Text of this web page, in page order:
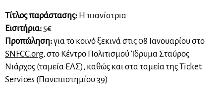
Τίτλος παράστασης: Η πιανίστρια
Εισιτήρια: 5€
Προπώληση:για το κοινό ξεκινά στις 08 Ιανουαρίου στο
SNFCC.org, στο Κέντρο Πολιτισμού Ίδρυμα Σταύρος
Νιάρχος (ταμεία ΕΛΣ), καθώς και στα ταμεία της Ticket
Services (Πανεπιστημίου 39)